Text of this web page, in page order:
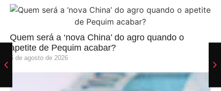
Quem será a ‘nova China’ do agro quando o
apetite de Pequim acabar?
6 de agosto de 2026